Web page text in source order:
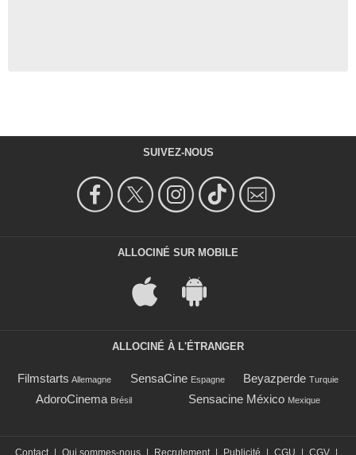
SUIVEZ-NOUS
ALLOCINÉ SUR MOBILE
ALLOCINÉ À L'ÉTRANGER
Filmstarts Allemagne SensaCine Espagne Beyazperde Turquie
AdoroCinema Brésil Sensacine México Mexique